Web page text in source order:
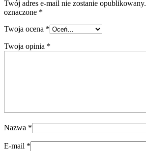
Twój adres e-mail nie zostanie opublikowany.
oznaczone *
Twoja ocena *
Twoja opinia *
Nazwa *
E-mail *